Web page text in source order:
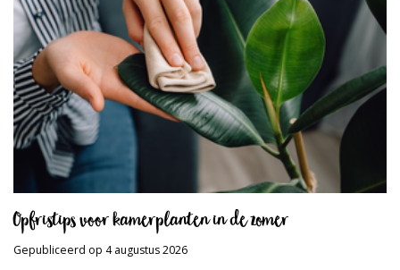
Opfristips voor kamerplanten in de zomer
Gepubliceerd op 4 augustus 2026